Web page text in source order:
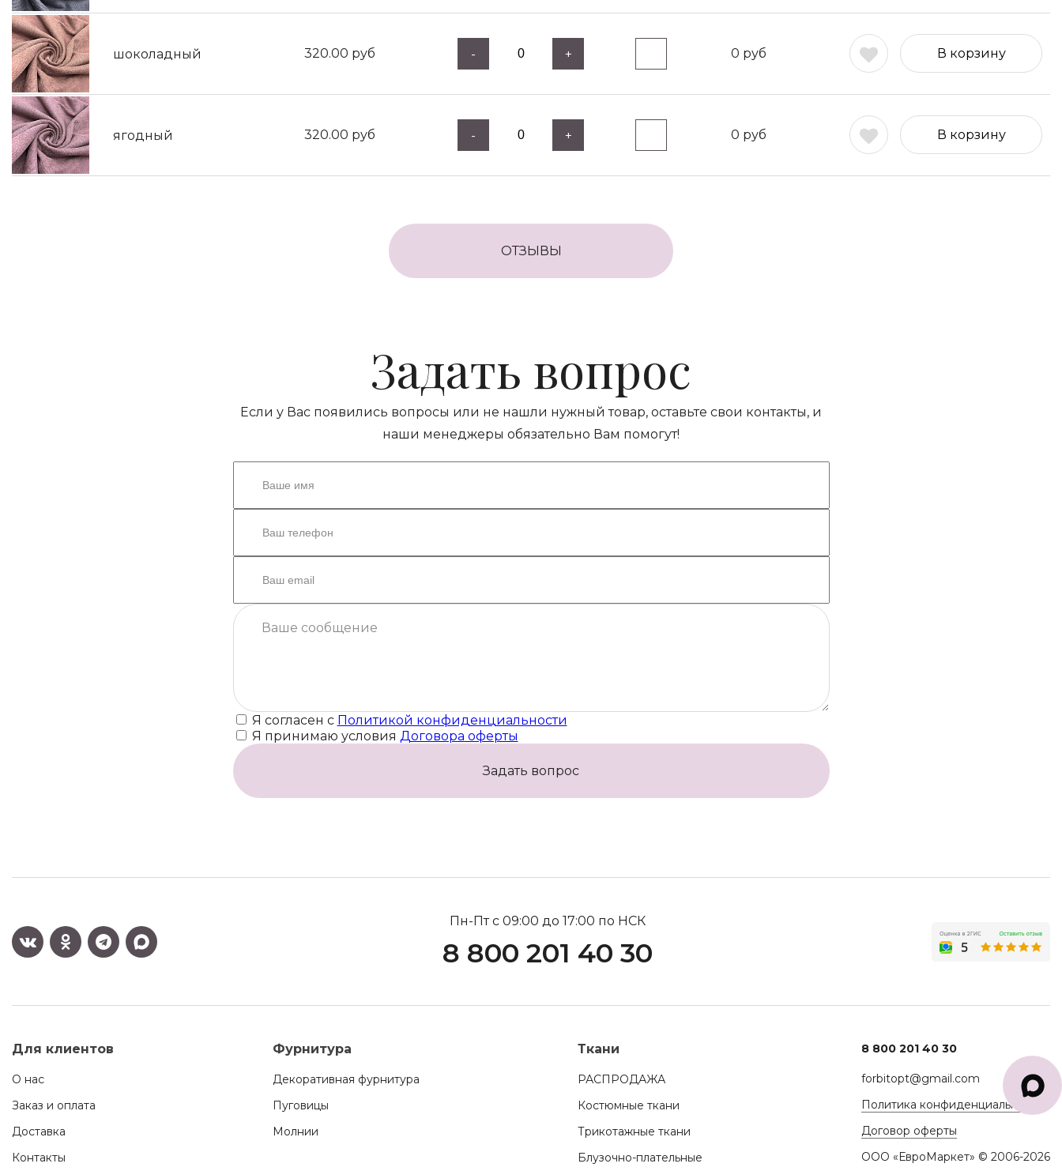
шоколадный 320.00 руб - + 0 руб В корзину
ягодный 320.00 руб - + 0 руб В корзину
ОТЗЫВЫ
Задать вопрос
Если у Вас появились вопросы или не нашли нужный товар, оставьте свои контакты, и
наши менеджеры обязательно Вам помогут!
Я согласен с Политикой конфиденциальности
Я принимаю условия Договора оферты
Задать вопрос
Пн-Пт с 09:00 до 17:00 по НСК
8 800 201 40 30
Для клиентов
О нас
Заказ и оплата
Доставка
Контакты
Фурнитура
Декоративная фурнитура
Пуговицы
Молнии
Ткани
РАСПРОДАЖА
Костюмные ткани
Трикотажные ткани
Блузочно-плательные
8 800 201 40 30
forbitopt@gmail.com
Политика конфиденциальности
Договор оферты
ООО «ЕвроМаркет» © 2006-2026